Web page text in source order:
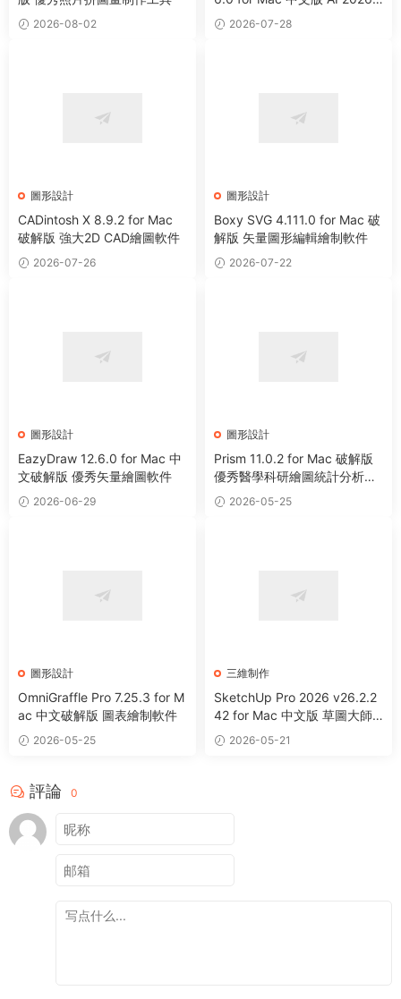
2026-08-02
矢量圖形設計軟件
2026-07-28
圖形設計
CADintosh X 8.9.2 for Mac
破解版 強大2D CAD繪圖軟件
2026-07-26
圖形設計
Boxy SVG 4.111.0 for Mac 破
解版 矢量圖形編輯繪制軟件
2026-07-22
圖形設計
EazyDraw 12.6.0 for Mac 中
文破解版 優秀矢量繪圖軟件
2026-06-29
圖形設計
Prism 11.0.2 for Mac 破解版
優秀醫學科研繪圖統計分析軟
件 2026-05-25
圖形設計
OmniGraffle Pro 7.25.3 for M
ac 中文破解版 圖表繪制軟件
2026-05-25
三維制作
SketchUp Pro 2026 v26.2.2
42 for Mac 中文版 草圖大師
3D圖形設計軟件
2026-05-21
評論 0